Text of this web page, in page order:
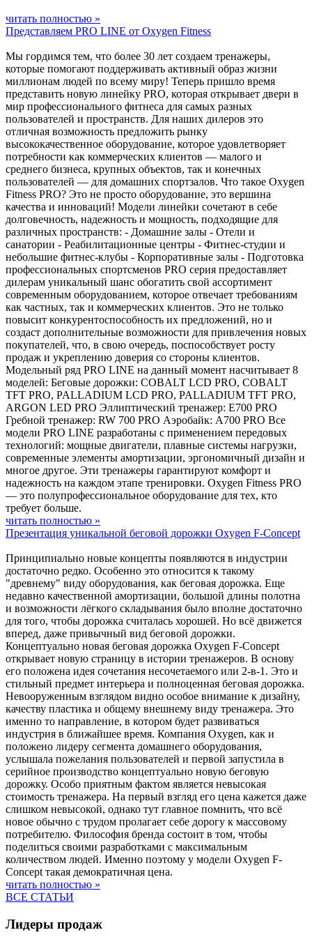
читать полностью »
Представляем PRO LINE от Oxygen Fitness
Мы гордимся тем, что более 30 лет создаем тренажеры,
которые помогают поддерживать активный образ жизни
миллионам людей по всему миру! Теперь пришло время
представить новую линейку PRO, которая открывает двери в
мир профессионального фитнеса для самых разных
пользователей и пространств. Для наших дилеров это
отличная возможность предложить рынку
высококачественное оборудование, которое удовлетворяет
потребности как коммерческих клиентов — малого и
среднего бизнеса, крупных объектов, так и конечных
пользователей — для домашних спортзалов. Что такое Oxygen
Fitness PRO? Это не просто оборудование, это вершина
качества и инноваций! Модели линейки сочетают в себе
долговечность, надежность и мощность, подходящие для
различных пространств: - Домашние залы - Отели и
санатории - Реабилитационные центры - Фитнес-студии и
небольшие фитнес-клубы - Корпоративные залы - Подготовка
профессиональных спортсменов PRO серия предоставляет
дилерам уникальный шанс обогатить свой ассортимент
современным оборудованием, которое отвечает требованиям
как частных, так и коммерческих клиентов. Это не только
повысит конкурентоспособность их предложений, но и
создаст дополнительные возможности для привлечения новых
покупателей, что, в свою очередь, поспособствует росту
продаж и укреплению доверия со стороны клиентов.
Модельный ряд PRO LINE на данный момент насчитывает 8
моделей: Беговые дорожки: COBALT LCD PRO, COBALT
TFT PRO, PALLADIUM LCD PRO, PALLADIUM TFT PRO,
ARGON LED PRO Эллиптический тренажер: E700 PRO
Гребной тренажер: RW 700 PRO Аэробайк: A700 PRO Все
модели PRO LINE разработаны с применением передовых
технологий: мощные двигатели, плавные системы нагрузки,
современные элементы амортизации, эргономичный дизайн и
многое другое. Эти тренажеры гарантируют комфорт и
надежность на каждом этапе тренировки. Oxygen Fitness PRO
— это полупрофессиональное оборудование для тех, кто
требует больше.
читать полностью »
Презентация уникальной беговой дорожки Oxygen F-Concept
Принципиально новые концепты появляются в индустрии
достаточно редко. Особенно это относится к такому
"древнему" виду оборудования, как беговая дорожка. Еще
недавно качественной амортизации, большой длины полотна
и возможности лёгкого складывания было вполне достаточно
для того, чтобы дорожка считалась хорошей. Но всё движется
вперед, даже привычный вид беговой дорожки.
Концептуально новая беговая дорожка Oxygen F-Concept
открывает новую страницу в истории тренажеров. В основу
его положена идея сочетания несочетаемого или 2-в-1. Это и
стильный предмет интерьера и полноценная беговая дорожка.
Невооруженным взглядом видно особое внимание к дизайну,
качеству пластика и общему внешнему виду тренажера. Это
именно то направление, в котором будет развиваться
индустрия в ближайшее время. Компания Oxygen, как и
положено лидеру сегмента домашнего оборудования,
услышала пожелания пользователей и первой запустила в
серийное производство концептуально новую беговую
дорожку. Особо приятным фактом является невысокая
стоимость тренажера. На первый взгляд его цена кажется даже
слишком невысокой, однако тут главное помнить, что всё
новое обычно с трудом пролагает себе дорогу к массовому
потребителю. Философия бренда состоит в том, чтобы
поделиться своими разработками с максимальным
количеством людей. Именно поэтому у модели Oxygen F-
Concept такая демократичная цена.
читать полностью »
ВСЕ СТАТЬИ
Лидеры продаж